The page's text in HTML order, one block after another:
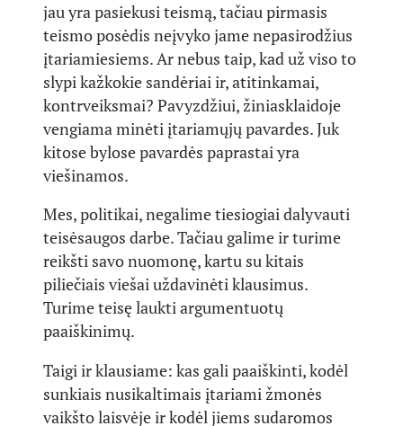
jau yra pasiekusi teismą, tačiau pirmasis
teismo posėdis neįvyko jame nepasirodžius
įtariamiesiems. Ar nebus taip, kad už viso to
slypi kažkokie sandėriai ir, atitinkamai,
kontrveiksmai? Pavyzdžiui, žiniasklaidoje
vengiama minėti įtariamųjų pavardes. Juk
kitose bylose pavardės paprastai yra
viešinamos.
Mes, politikai, negalime tiesiogiai dalyvauti
teisėsaugos darbe. Tačiau galime ir turime
reikšti savo nuomonę, kartu su kitais
piliečiais viešai uždavinėti klausimus.
Turime teisę laukti argumentuotų
paaiškinimų.
Taigi ir klausiame: kas gali paaiškinti, kodėl
sunkiais nusikaltimais įtariami žmonės
vaikšto laisvėje ir kodėl jiems sudaromos